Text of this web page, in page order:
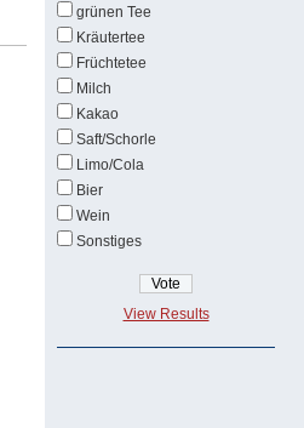
grünen Tee
Kräutertee
Früchtetee
Milch
Kakao
Saft/Schorle
Limo/Cola
Bier
Wein
Sonstiges
View Results